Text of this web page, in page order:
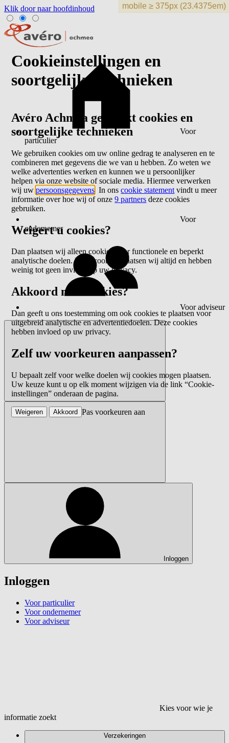
Klik door naar hoofdinhoud
Voor
particulier
Voor
ondernemer
Voor adviseur
Inloggen
Inloggen
Voor particulier
Voor ondernemer
Voor adviseur
Kies voor wie je
informatie zoekt
Verzekeringen
Cookieinstellingen en
soortgelijke technieken
Avéro Achmea gebruikt cookies en
soortgelijke technieken
We gebruiken cookies om uw online gedrag te analyseren en te
combineren met gegevens die we van u hebben. Zo weten we
welke advertenties werken en kunnen we u persoonlijker
helpen via onze website of sociale media. Hiermee verwerken
wij uwpersoonsgegevens . In onscookie statement vindt u meer
informatie over hoe wij of onze9 partners deze cookies
gebruiken.
Weigert u cookies?
Dan plaatsen wij alleen cookies voor functionele en beperkt
analytische doelen. Deze cookies plaatsen wij altijd en hebben
weinig tot geen invloed op uw privacy.
Akkoord met cookies?
Dan geeft u ons toestemming om ook cookies te plaatsen voor
uitgebreid analytische en advertentiedoelen. Deze cookies
hebben invloed op uw privacy.
Zelf uw voorkeuren aanpassen?
U bepaalt zelf voor welke doelen wij cookies mogen plaatsen.
Uw keuze kunt u op elk moment wijzigen via de link “Cookie-
instellingen” onderaan de pagina.
Pas voorkeuren aan
Weigeren Akkoord